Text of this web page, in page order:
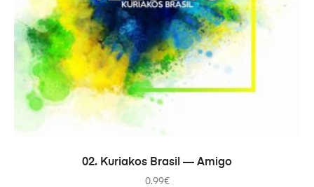
В КОРЗИНУ
02. Kuriakos Brasil — Amigo
0.99€